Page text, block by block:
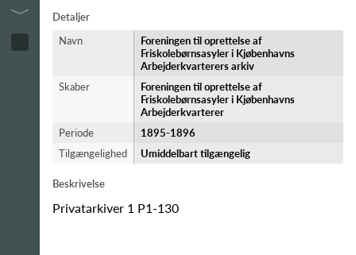
Detaljer
Navn
Foreningen til oprettelse af
Friskolebørnsasyler i Kjøbenhavns
Arbejderkvarterers arkiv
Skaber
Foreningen til oprettelse af
Friskolebørnsasyler i Kjøbenhavns
Arbejderkvarterer
Periode
1895-​1896
Tilgængelighed
Umiddelbart tilgængelig
Beskrivelse
Privatarkiver 1 P1-130